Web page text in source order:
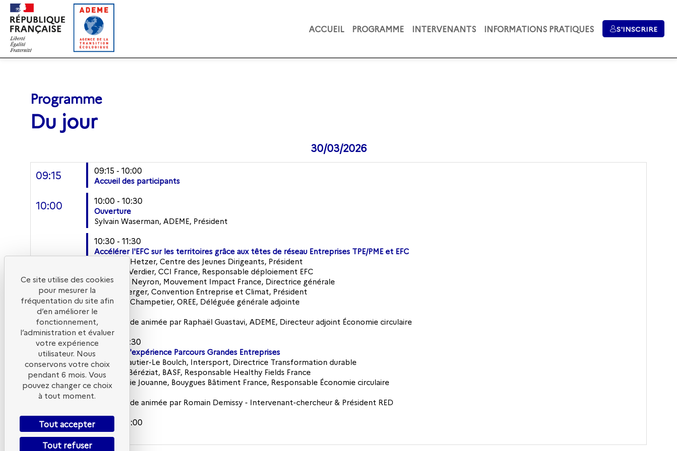
ACCUEIL PROGRAMME INTERVENANTS INFORMATIONS PRATIQUES S'INSCRIRE
Programme
Du jour
30/03/2026
09:15
09:15 - 10:00
Accueil des participants
10:00 10:00 - 10:30
Ouverture
Sylvain Waserman, ADEME, Président
10:30 - 11:30
Accélérer l'EFC sur les territoires grâce aux têtes de réseau Entreprises TPE/PME et EFC
• Mathieu Hetzer, Centre des Jeunes Dirigeants, Président
• Michael Verdier, CCI France, Responsable déploiement EFC
• Caroline Neyron, Mouvement Impact France, Directrice générale
• Eric Duverger, Convention Entreprise et Climat, Président
• Clotilde Champetier, OREE, Déléguée générale adjointe
Table-ronde animée par Raphaël Guastavi, ADEME, Directeur adjoint Économie circulaire
11:30 11:30 - 12:30
Retours d'expérience Parcours Grandes Entreprises
• Claire Gautier-Le Boulch, Intersport, Directrice Transformation durable
• Yohann Béréziat, BASF, Responsable Healthy Fields France
• Stéphanie Jouanne, Bouygues Bâtiment France, Responsable Économie circulaire
Table-ronde animée par Romain Demissy - Intervenant-chercheur & Président RED
13:00 13:00 - 14:00
Déjeuner
Gestion des cookies
Ce site utilise des cookies
pour mesurer la
fréquentation du site afin
d’en améliorer le
fonctionnement,
l’administration et évaluer
votre expérience
utilisateur. Nous
conservons votre choix
pendant 6 mois. Vous
pouvez changer ce choix
à tout moment.
Tout accepter
Tout refuser